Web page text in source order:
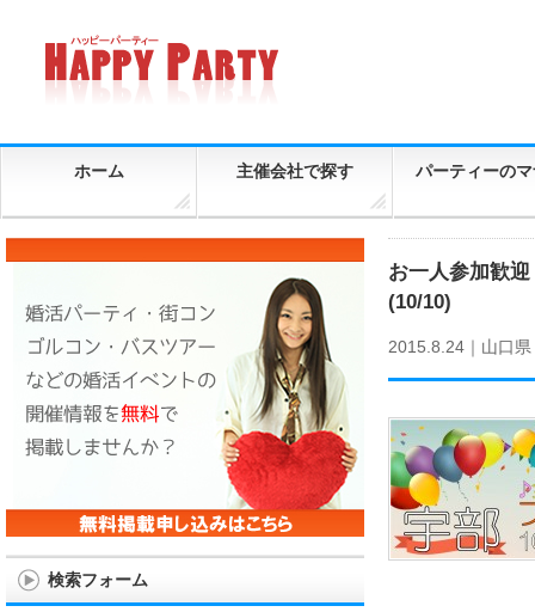
ホーム 主催会社で探す パーティーの
お一人参加歓
(10/10)
2015.8.24｜ 山口県
検索フォーム